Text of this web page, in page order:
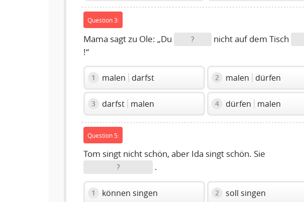
Question 3:
Mama sagt zu Ole: „Du ? nicht auf dem Tisch
!“
1 malen darfst 2 malen dürfen
3 darfst malen 4 dürfen malen
Question 5:
Tom singt nicht schön, aber Ida singt schön. Sie
? .
1 können singen 2 soll singen